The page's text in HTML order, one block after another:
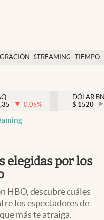
STREAMING TIEMPO
México
-0.06%
DÓLAR
$ 1520
elegidas por los
HBO, descubre cuáles
los espectadores de
más te atraiga.